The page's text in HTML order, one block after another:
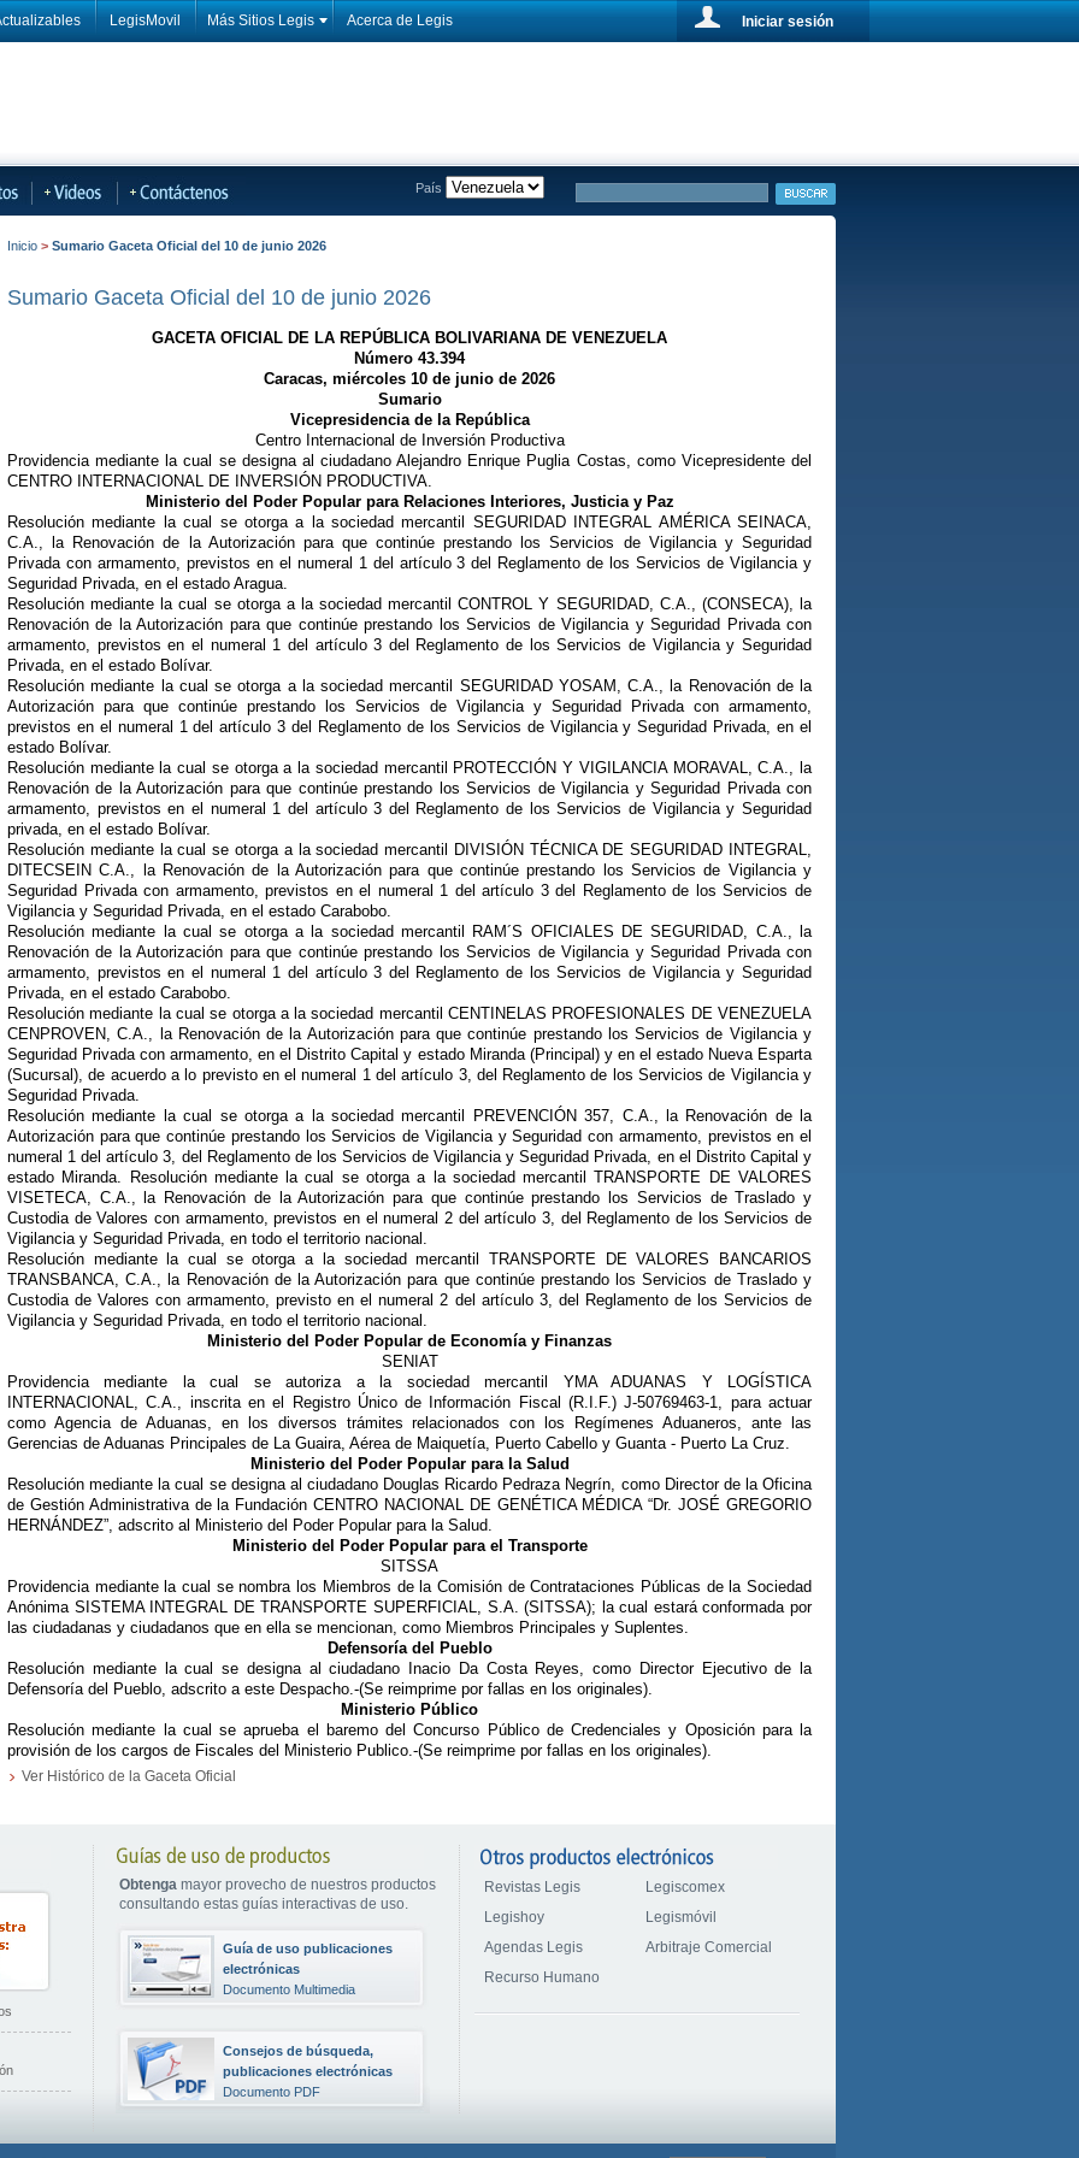
LegisMovil Más Sitios Legis Acerca de Legis Iniciar sesión
País
Inicio > Sumario Gaceta Oficial del 10 de junio 2026
Sumario Gaceta Oficial del 10 de junio 2026
GACETA OFICIAL DE LA REPÚBLICA BOLIVARIANA DE VENEZUELA
Número 43.394
Caracas, miércoles 10 de junio de 2026
Sumario
Vicepresidencia de la República
Centro Internacional de Inversión Productiva
Providencia mediante la cual se designa al ciudadano Alejandro Enrique Puglia Costas, como Vicepresidente del
CENTRO INTERNACIONAL DE INVERSIÓN PRODUCTIVA.
Ministerio del Poder Popular para Relaciones Interiores, Justicia y Paz
Resolución mediante la cual se otorga a la sociedad mercantil SEGURIDAD INTEGRAL AMÉRICA SEINACA,
C.A., la Renovación de la Autorización para que continúe prestando los Servicios de Vigilancia y Seguridad
Privada con armamento, previstos en el numeral 1 del artículo 3 del Reglamento de los Servicios de Vigilancia y
Seguridad Privada, en el estado Aragua.
Resolución mediante la cual se otorga a la sociedad mercantil CONTROL Y SEGURIDAD, C.A., (CONSECA), la
Renovación de la Autorización para que continúe prestando los Servicios de Vigilancia y Seguridad Privada con
armamento, previstos en el numeral 1 del artículo 3 del Reglamento de los Servicios de Vigilancia y Seguridad
Privada, en el estado Bolívar.
Resolución mediante la cual se otorga a la sociedad mercantil SEGURIDAD YOSAM, C.A., la Renovación de la
Autorización para que continúe prestando los Servicios de Vigilancia y Seguridad Privada con armamento,
previstos en el numeral 1 del artículo 3 del Reglamento de los Servicios de Vigilancia y Seguridad Privada, en el
estado Bolívar.
Resolución mediante la cual se otorga a la sociedad mercantil PROTECCIÓN Y VIGILANCIA MORAVAL, C.A., la
Renovación de la Autorización para que continúe prestando los Servicios de Vigilancia y Seguridad Privada con
armamento, previstos en el numeral 1 del artículo 3 del Reglamento de los Servicios de Vigilancia y Seguridad
privada, en el estado Bolívar.
Resolución mediante la cual se otorga a la sociedad mercantil DIVISIÓN TÉCNICA DE SEGURIDAD INTEGRAL,
DITECSEIN C.A., la Renovación de la Autorización para que continúe prestando los Servicios de Vigilancia y
Seguridad Privada con armamento, previstos en el numeral 1 del artículo 3 del Reglamento de los Servicios de
Vigilancia y Seguridad Privada, en el estado Carabobo.
Resolución mediante la cual se otorga a la sociedad mercantil RAM´S OFICIALES DE SEGURIDAD, C.A., la
Renovación de la Autorización para que continúe prestando los Servicios de Vigilancia y Seguridad Privada con
armamento, previstos en el numeral 1 del artículo 3 del Reglamento de los Servicios de Vigilancia y Seguridad
Privada, en el estado Carabobo.
Resolución mediante la cual se otorga a la sociedad mercantil CENTINELAS PROFESIONALES DE VENEZUELA
CENPROVEN, C.A., la Renovación de la Autorización para que continúe prestando los Servicios de Vigilancia y
Seguridad Privada con armamento, en el Distrito Capital y estado Miranda (Principal) y en el estado Nueva Esparta
(Sucursal), de acuerdo a lo previsto en el numeral 1 del artículo 3, del Reglamento de los Servicios de Vigilancia y
Seguridad Privada.
Resolución mediante la cual se otorga a la sociedad mercantil PREVENCIÓN 357, C.A., la Renovación de la
Autorización para que continúe prestando los Servicios de Vigilancia y Seguridad con armamento, previstos en el
numeral 1 del artículo 3, del Reglamento de los Servicios de Vigilancia y Seguridad Privada, en el Distrito Capital y
estado Miranda. Resolución mediante la cual se otorga a la sociedad mercantil TRANSPORTE DE VALORES
VISETECA, C.A., la Renovación de la Autorización para que continúe prestando los Servicios de Traslado y
Custodia de Valores con armamento, previstos en el numeral 2 del artículo 3, del Reglamento de los Servicios de
Vigilancia y Seguridad Privada, en todo el territorio nacional.
Resolución mediante la cual se otorga a la sociedad mercantil TRANSPORTE DE VALORES BANCARIOS
TRANSBANCA, C.A., la Renovación de la Autorización para que continúe prestando los Servicios de Traslado y
Custodia de Valores con armamento, previsto en el numeral 2 del artículo 3, del Reglamento de los Servicios de
Vigilancia y Seguridad Privada, en todo el territorio nacional.
Ministerio del Poder Popular de Economía y Finanzas
SENIAT
Providencia mediante la cual se autoriza a la sociedad mercantil YMA ADUANAS Y LOGÍSTICA
INTERNACIONAL, C.A., inscrita en el Registro Único de Información Fiscal (R.I.F.) J-50769463-1, para actuar
como Agencia de Aduanas, en los diversos trámites relacionados con los Regímenes Aduaneros, ante las
Gerencias de Aduanas Principales de La Guaira, Aérea de Maiquetía, Puerto Cabello y Guanta - Puerto La Cruz.
Ministerio del Poder Popular para la Salud
Resolución mediante la cual se designa al ciudadano Douglas Ricardo Pedraza Negrín, como Director de la Oficina
de Gestión Administrativa de la Fundación CENTRO NACIONAL DE GENÉTICA MÉDICA “Dr. JOSÉ GREGORIO
HERNÁNDEZ”, adscrito al Ministerio del Poder Popular para la Salud.
Ministerio del Poder Popular para el Transporte
SITSSA
Providencia mediante la cual se nombra los Miembros de la Comisión de Contrataciones Públicas de la Sociedad
Anónima SISTEMA INTEGRAL DE TRANSPORTE SUPERFICIAL, S.A. (SITSSA); la cual estará conformada por
las ciudadanas y ciudadanos que en ella se mencionan, como Miembros Principales y Suplentes.
Defensoría del Pueblo
Resolución mediante la cual se designa al ciudadano Inacio Da Costa Reyes, como Director Ejecutivo de la
Defensoría del Pueblo, adscrito a este Despacho.-(Se reimprime por fallas en los originales).
Ministerio Público
Resolución mediante la cual se aprueba el baremo del Concurso Público de Credenciales y Oposición para la
provisión de los cargos de Fiscales del Ministerio Publico.-(Se reimprime por fallas en los originales).
Ver Histórico de la Gaceta Oficial
Obtenga mayor provecho de nuestros productos
consultando estas guías interactivas de uso.
Guía de uso publicaciones
electrónicas
Documento Multimedia
Consejos de búsqueda,
publicaciones electrónicas
Documento PDF
Revistas Legis
Legiscomex
Legishoy
Legismóvil
Agendas Legis
Arbitraje Comercial
Recurso Humano